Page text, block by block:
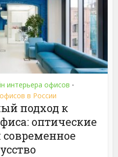
интерьера офисов •
в России
подход к
оптические